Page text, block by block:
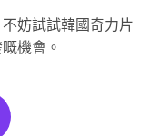
妨試試韓國奇力片
機會。